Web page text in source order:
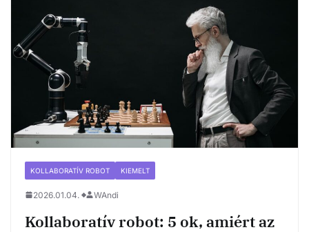
KOLLABORATÍV ROBOT KIEMELT
2026.01.04. WAndi
Kollaboratív robot: 5 ok, amiért az